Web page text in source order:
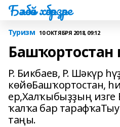
Бәләбәй хәбәрҙәре
Туризм 10 ОКТЯБРЯ 2018, 09:12
Р. Бикбаев, Р. Шәкүр
көйөБашҡортостан,
ер,Халҡыбыҙҙың изге
ҡалҡа бар
таңы.